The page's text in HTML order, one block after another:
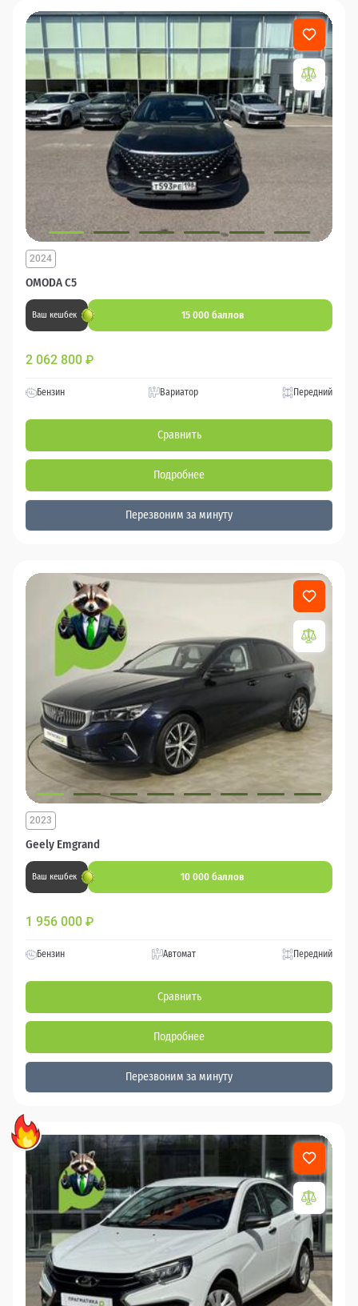
OMODA C5
2024
Ваш кешбек 15 000 баллов
2 062 800 ₽
Бензин Вариатор Передний
Сравнить
Подробнее
Перезвоним за минуту
Geely Emgrand
2023
Ваш кешбек 10 000 баллов
1 956 000 ₽
Бензин Автомат Передний
Сравнить
Подробнее
Перезвоним за минуту